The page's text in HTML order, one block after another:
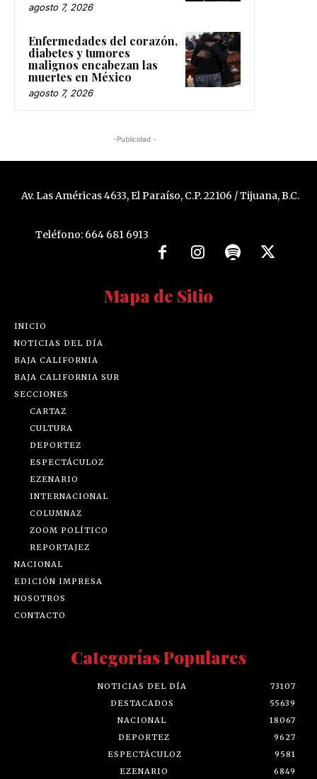
agosto 7, 2026
Enfermedades del corazón,
diabetes y tumores
malignos encabezan las
muertes en México
agosto 7, 2026
-Publicidad -
Av. Las Américas 4633, El Paraíso, C.P. 22106 / Tijuana, B.C.
Teléfono: 664 681 6913
Mapa de Sitio
INICIO
NOTICIAS DEL DÍA
BAJA CALIFORNIA
BAJA CALIFORNIA SUR
SECCIONES
CARTAZ
CULTURA
DEPORTEZ
ESPECTÁCULOZ
EZENARIO
INTERNACIONAL
COLUMNAZ
ZOOM POLÍTICO
REPORTAJEZ
NACIONAL
EDICIÓN IMPRESA
NOSOTROS
CONTACTO
Categorías Populares
NOTICIAS DEL DÍA
73107
DESTACADOS
55639
NACIONAL
18067
DEPORTEZ
9627
ESPECTÁCULOZ
9581
EZENARIO
6849